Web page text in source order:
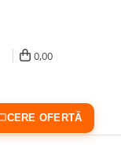
0,00
CERE OFERTĂ